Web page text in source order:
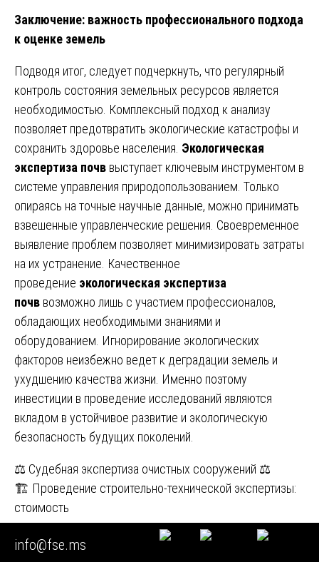
Заключение: важность профессионального подхода
к оценке земель
Подводя итог, следует подчеркнуть, что регулярный
контроль состояния земельных ресурсов является
необходимостью. Комплексный подход к анализу
позволяет предотвратить экологические катастрофы и
сохранить здоровье населения. Экологическая
экспертиза почв выступает ключевым инструментом в
системе управления природопользованием. Только
опираясь на точные научные данные, можно принимать
взвешенные управленческие решения. Своевременное
выявление проблем позволяет минимизировать затраты
на их устранение. Качественное
проведение экологическая экспертиза
почв возможно лишь с участием профессионалов,
обладающих необходимыми знаниями и
оборудованием. Игнорирование экологических
факторов неизбежно ведет к деградации земель и
ухудшению качества жизни. Именно поэтому
инвестиции в проведение исследований являются
вкладом в устойчивое развитие и экологическую
безопасность будущих поколений.
Навигация
по
записям
⚖️ Судебная экспертиза очистных сооружений ⚖️
🏗️ Проведение строительно-технической экспертизы:
стоимость
Похожие статьи
info@fse.ms